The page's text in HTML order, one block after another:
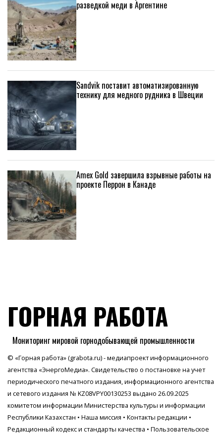
разведкой меди в Аргентине
Sandvik поставит автоматизированную
технику для медного рудника в Швеции
Amex Gold завершила взрывные работы на
проекте Перрон в Канаде
ГОРНАЯ РАБОТА
Мониторинг мировой горнодобывающей промышленности
© «Горная работа» (grabota.ru) - медиапроект информационного
агентства «ЭнергоМедиа». Свидетельство о постановке на учет
периодического печатного издания, информационного агентства
и сетевого издания № KZ08VPY00130253 выдано 26.09.2025
комитетом информации Министерства культуры и информации
Республики Казахстан • Наша миссия • Контакты редакции •
Редакционный кодекс и стандарты качества • Пользовательское